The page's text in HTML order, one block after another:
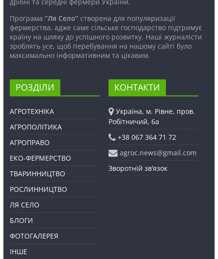
Програма “Ля Село”створена для популяризації
фермерства, адже саме сільське господарство підтримує
країну на шляху до успішного розвитку. Наші журналісти
зроблять усе, щоб перебування на нашому сайті було
максимально інформативним та цікавим.
РОЗДІЛИ
АГРОТЕХНІКА
АГРОПОЛІТИКА
АГРОПРАВО
ЕКО-ФЕРМЕРСТВО
ТВАРИННИЦТВО
РОСЛИННИЦТВО
ЛЯ СЕЛО
БЛОГИ
ФОТОГАЛЕРЕЯ
ІНШЕ
КОНТАКТИ
Україна, м. Рівне, пров.
Робітничий, 6а
+38 067 364 71 72
agroc.news@gmail.com
Зворотній зв’язок